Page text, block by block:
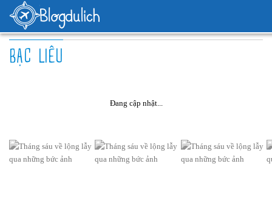
BẠC LIÊU
Đang cập nhật...